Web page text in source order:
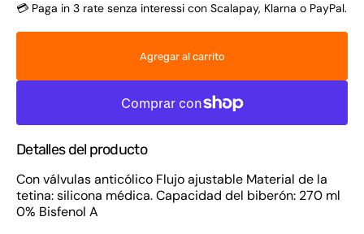
💳 Paga in 3 rate senza interessi con Scalapay, Klarna o PayPal.
Agregar al carrito
Detalles del producto
Con válvulas anticólico Flujo ajustable Material de la
tetina: silicona médica. Capacidad del biberón: 270 ml
0% Bisfenol A